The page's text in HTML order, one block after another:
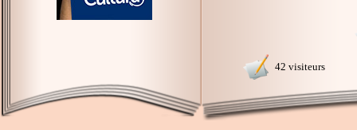
42 visiteurs